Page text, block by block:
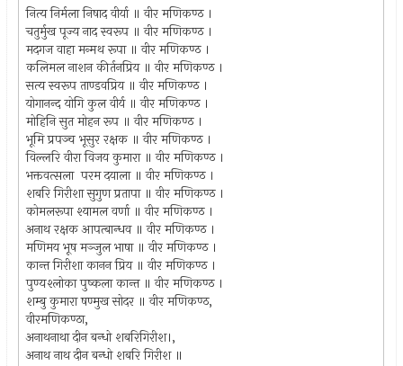
नित्य निर्मला निषाद वीर्या ॥ वीर मणिकण्ठ ।
चतुर्मुख पूज्य नाद स्वरूप ॥ वीर मणिकण्ठ ।
मदगज वाहा मन्मथ रूपा ॥ वीर मणिकण्ठ ।
कलिमल नाशन कीर्तनप्रिय ॥ वीर मणिकण्ठ ।
सत्य स्वरूप ताण्डवप्रिय ॥ वीर मणिकण्ठ ।
योगानन्द योगि कुल वीर्य ॥ वीर मणिकण्ठ ।
मोहिनि सुत मोहन रूप ॥ वीर मणिकण्ठ ।
भूमि प्रपञ्च भूसुर रक्षक ॥ वीर मणिकण्ठ ।
विल्लरि वीरा विजय कुमारा ॥ वीर मणिकण्ठ ।
भक्तवत्सला परम दयाला ॥ वीर मणिकण्ठ ।
शबरि गिरीशा सुगुण प्रतापा ॥ वीर मणिकण्ठ ।
कोमलरूपा श्यामल वर्णा ॥ वीर मणिकण्ठ ।
अनाथ रक्षक आपत्बान्धव ॥ वीर मणिकण्ठ ।
मणिमय भूष मञ्जुल भाषा ॥ वीर मणिकण्ठ ।
कान्त गिरीशा कानन प्रिय ॥ वीर मणिकण्ठ ।
पुण्यश्लोका पुष्कला कान्त ॥ वीर मणिकण्ठ ।
शम्बु कुमारा षण्मुख सोदर ॥ वीर मणिकण्ठ,
वीरमणिकण्ठा,
अनाथनाथा दीन बन्धो शबरिगिरीश।,
अनाथ नाथ दीन बन्धो शबरि गिरीश ॥